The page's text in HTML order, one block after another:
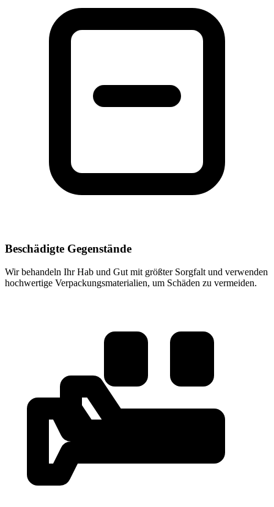
Beschädigte Gegenstände
Wir behandeln Ihr Hab und Gut mit größter Sorgfalt und verwenden
hochwertige Verpackungsmaterialien, um Schäden zu vermeiden.